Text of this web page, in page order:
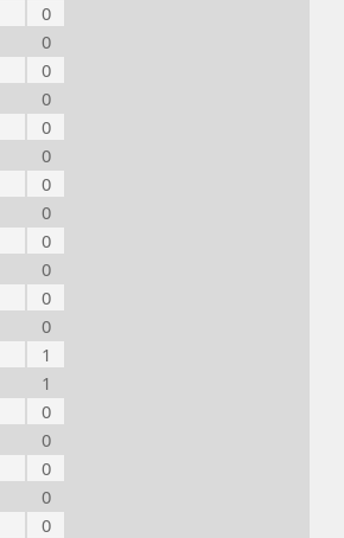
0
0
0
0
0
0
0
0
0
0
0
0
1
1
0
0
0
0
0